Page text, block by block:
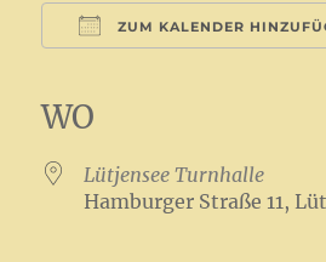
ZUM KALENDER
WO
Lütjensee Turnhalle
Hamburger Straße 11,